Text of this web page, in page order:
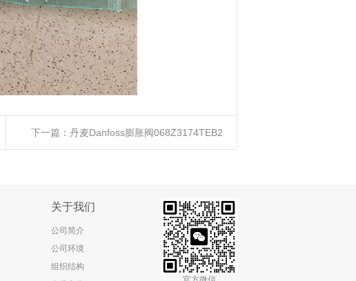
下一篇： 丹麦Danfoss膨胀阀068Z3174ТЕВ2
关于我们
公司简介
公司环境
组织结构